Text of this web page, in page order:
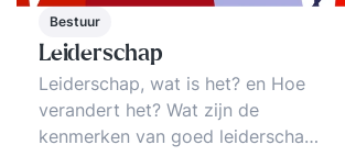
Bestuur
Leiderschap
Leiderschap, wat is het? en Hoe
verandert het? Wat zijn de
kenmerken van goed leiderschap.